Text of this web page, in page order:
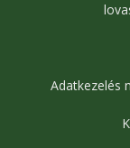
Adatkezelés